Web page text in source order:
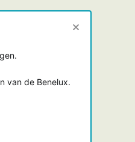
van de Benelux.